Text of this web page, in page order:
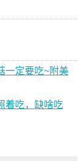
一定要吃~附美
着吃，缺啥吃